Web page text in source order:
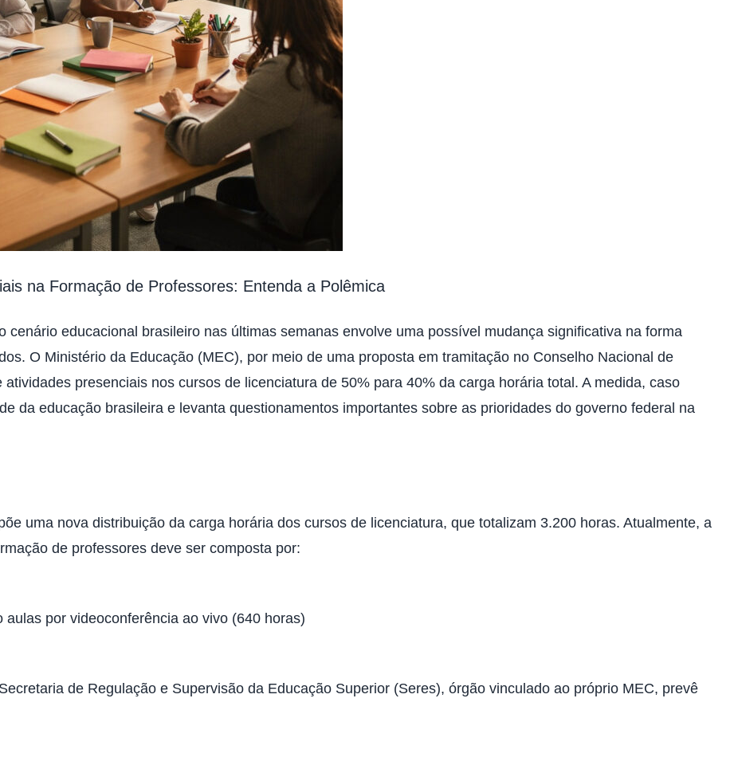
na Formação de Professores: Entenda a Polêmica
cenário educacional brasileiro nas últimas semanas envolve uma possível mudança significativa na forma
O Ministério da Educação (MEC), por meio de uma proposta em tramitação no Conselho Nacional de
presenciais nos cursos de licenciatura de 50% para 40% da carga horária total. A medida, caso
da educação brasileira e levanta questionamentos importantes sobre as prioridades do governo federal na
uma nova distribuição da carga horária dos cursos de licenciatura, que totalizam 3.200 horas. Atualmente, a
de professores deve ser composta por:
por videoconferência ao vivo (640 horas)
de Regulação e Supervisão da Educação Superior (Seres), órgão vinculado ao próprio MEC, prevê